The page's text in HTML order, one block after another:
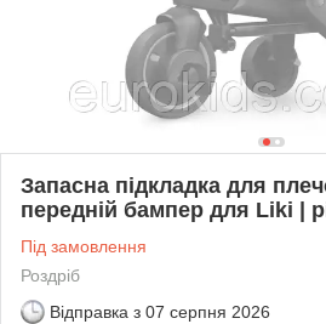
Запасна підкладка для
передній бампер для Liki |
Під замовлення
Роздріб
Відправка з 07 серпня 2026